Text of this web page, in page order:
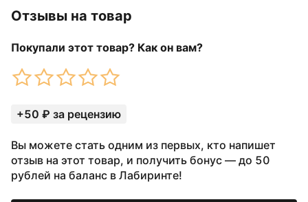
Отзывы на товар
Покупали этот товар? Как он вам?
+50 ₽ за рецензию
Вы можете стать одним из первых, кто напишет
отзыв на этот товар, и получить бонус — до 50
рублей на баланс в Лабиринте!